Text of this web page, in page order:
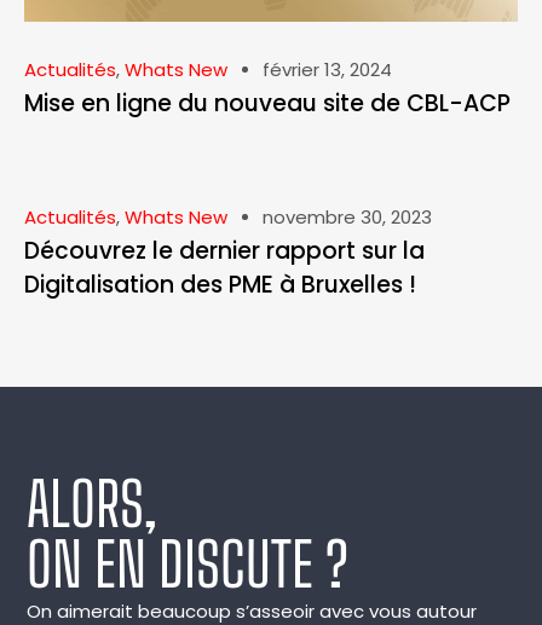
Actualités,Whats New février 13, 2024
Mise en ligne du nouveau site de CBL-ACP
Actualités,Whats New novembre 30, 2023
Découvrez le dernier rapport sur la
Digitalisation des PME à Bruxelles !
ALORS,
ON EN DISCUTE ?
On aimerait beaucoup s’asseoir avec vous autour